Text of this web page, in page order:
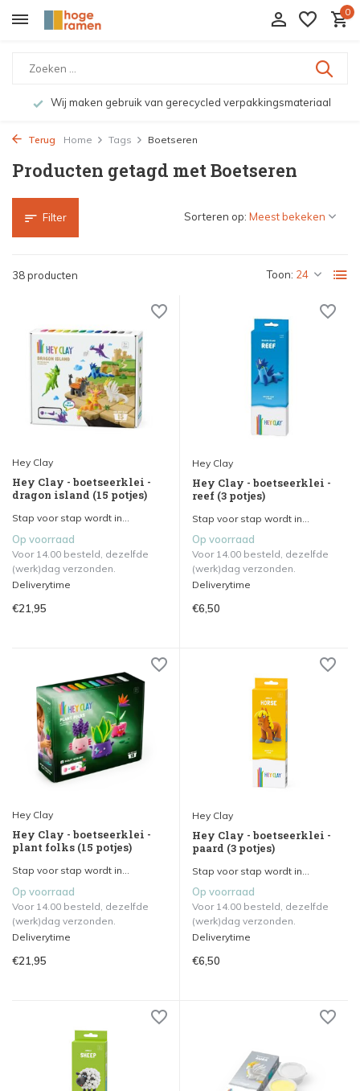
0
Bekijk de producten live in onze winkel in Deventer
Terug Home Tags Boetseren
Producten getagd met Boetseren
Filter
38 producten Toon:
Sorteren op:
Hey Clay
Hey Clay - boetseerklei -
dragon island (15 potjes)
Stap voor stap wordt in...
Op voorraad
Voor 14.00 besteld, dezelfde
(werk)dag verzonden.
Deliverytime
€21,95
Hey Clay
Hey Clay - boetseerklei -
reef (3 potjes)
Stap voor stap wordt in...
Op voorraad
Voor 14.00 besteld, dezelfde
(werk)dag verzonden.
Deliverytime
€6,50
Hey Clay
Hey Clay - boetseerklei -
plant folks (15 potjes)
Stap voor stap wordt in...
Op voorraad
Voor 14.00 besteld, dezelfde
(werk)dag verzonden.
Deliverytime
€21,95
Hey Clay
Hey Clay - boetseerklei -
paard (3 potjes)
Stap voor stap wordt in...
Op voorraad
Voor 14.00 besteld, dezelfde
(werk)dag verzonden.
Deliverytime
€6,50